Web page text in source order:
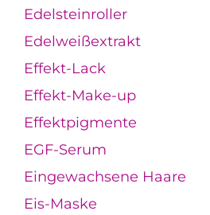
Edelsteinroller
Edelweißextrakt
Effekt-Lack
Effekt-Make-up
Effektpigmente
EGF-Serum
Eingewachsene Haare
Eis-Maske